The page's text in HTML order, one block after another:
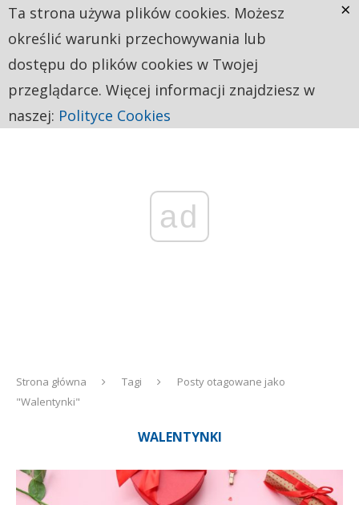
ad
Strona główna Tagi
Posty otagowane jako
"Walentynki"
WALENTYNKI
Ta strona używa plików cookies. Możesz
określić warunki przechowywania lub
dostępu do plików cookies w Twojej
przeglądarce. Więcej informacji znajdziesz w
naszej: Polityce Cookies
×